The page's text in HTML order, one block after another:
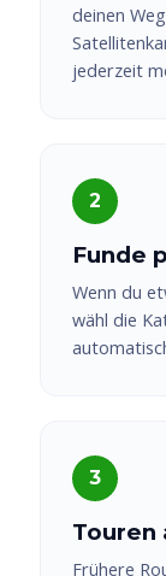
deinen
jederzeit
Funde
Wenn du
wähl die
Touren
Frühere